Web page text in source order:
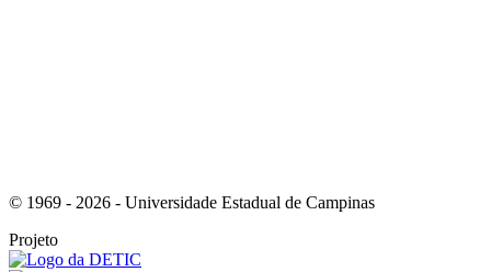
© 1969 - 2026 - Universidade Estadual de Campinas
Projeto